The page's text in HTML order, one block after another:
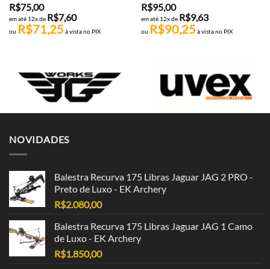
R$75,00
em até 12x de R$7,60
ou R$71,25 à vista no PIX
R$95,00
em até 12x de R$9,63
ou R$90,25 à vista no PIX
NOVIDADES
Balestra Recurva 175 Libras Jaguar JAG 2 PRO -
Preto de Luxo - EK Archery
R$2.080,00
Balestra Recurva 175 Libras Jaguar JAG 1 Camo
de Luxo - EK Archery
R$1.850,00